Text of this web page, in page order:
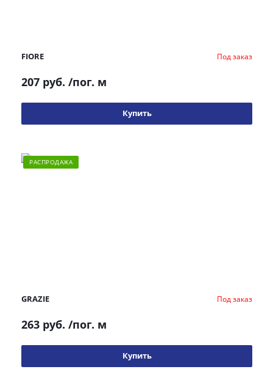
FIORE Под заказ
207 руб. /пог. м
Купить
РАСПРОДАЖА
GRAZIE Под заказ
263 руб. /пог. м
Купить